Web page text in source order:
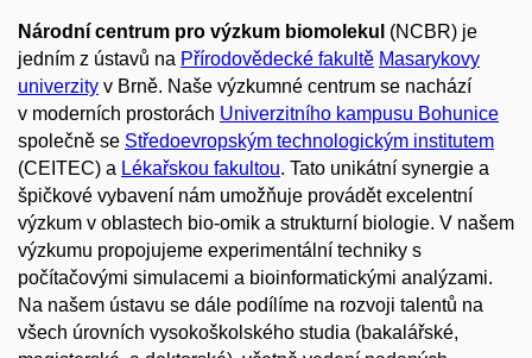
Národní centrum pro výzkum biomolekul (NCBR) je
jedním z ústavů na Přírodovědecké fakultě Masarykovy
univerzity v Brně. Naše výzkumné centrum se nachází
v moderních prostorách Univerzitního kampusu Bohunice
společně se Středoevropským technologickým institutem
(CEITEC) a Lékařskou fakultou. Tato unikátní synergie a
špičkové vybavení nám umožňuje provádět excelentní
výzkum v oblastech bio-omik a strukturní biologie. V našem
výzkumu propojujeme experimentální techniky s
počítačovými simulacemi a bioinformatickými analýzami.
Na našem ústavu se dále podílíme na rozvoji talentů na
všech úrovních vysokoškolského studia (bakalářské,